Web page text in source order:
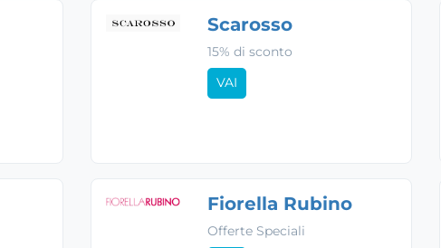
Scarosso
15% di sconto
VAI
Fiorella Rubino
Offerte Speciali